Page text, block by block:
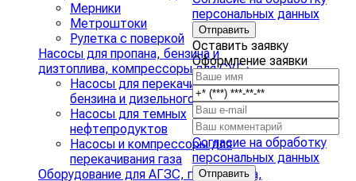
Мерники
Метроштоки
Рулетка с поверкой
Насосы для пропана, бензина и
дизтоплива, компрессоры для СУГ›
Насосы для перекачивания
бензина и дизельного топлива
Насосы для темных
нефтепродуктов
Насосы и компрессоры для
перекачивания газа
Оборудование для АГЗС, газгольдера,
персональных данных
Оставить заявку
Оформление заявки
Согласие на обработку
персональных данных